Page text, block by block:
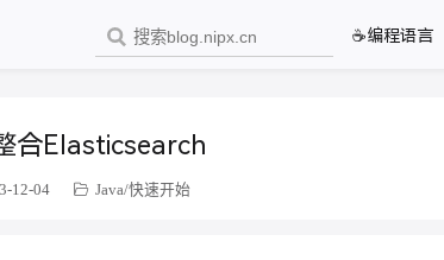
☕️编程语言
合Elasticsearch
12-04 Java 快速开始